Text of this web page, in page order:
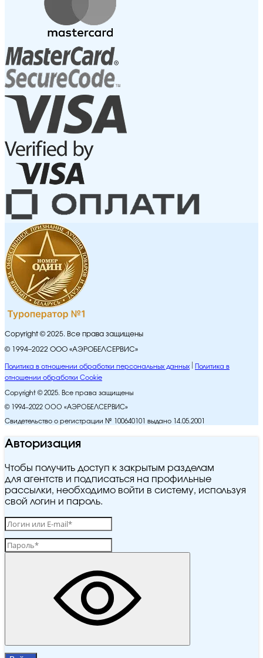
Copyright © 2025. Все права защищены
© 1994–2022 ООО «АЭРОБЕЛСЕРВИС»
Политика в отношении обработки персональных данных
Политика в
отношении обработки Cookie
Copyright © 2025. Все права защищены
© 1994–2022 ООО «АЭРОБЕЛСЕРВИС»
Свидетельство о регистрации № 100640101 выдано 14.05.2001
Авторизация
Чтобы получить доступ к закрытым разделам
для агентств и подписаться на профильные
рассылки, необходимо войти в систему, используя
свой логин и пароль.